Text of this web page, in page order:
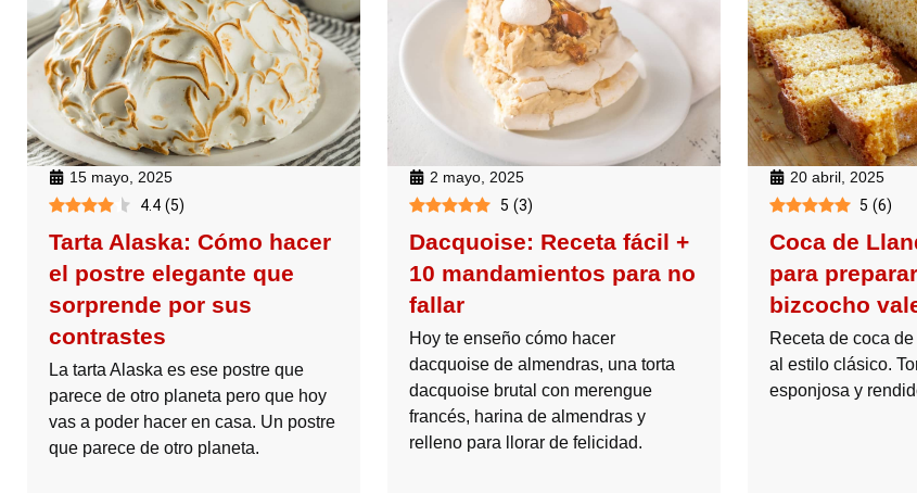
15 mayo, 2025
4.4 (5)
Tarta Alaska: Cómo hacer
el postre elegante que
sorprende por sus
contrastes
La tarta Alaska es ese postre que
parece de otro planeta pero que hoy
vas a poder hacer en casa. Un postre
que parece de otro planeta.
2 mayo, 2025
5 (3)
Dacquoise: Receta fácil +
10 mandamientos para no
fallar
Hoy te enseño cómo hacer
dacquoise de almendras, una torta
dacquoise brutal con merengue
francés, harina de almendras y
relleno para llorar de felicidad.
20 abril, 2025
5 (6)
Coca de
para
bizcocho
Receta de coca
al estilo clásico.
esponjosa y